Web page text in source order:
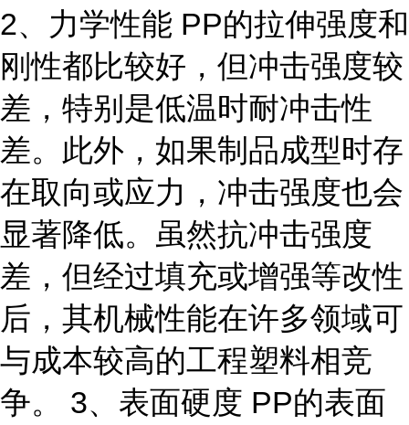
2、力学性能 PP的拉伸强度和
刚性都比较好，但冲击强度较
差，特别是低温时耐冲击性
差。此外，如果制品成型时存
在取向或应力，冲击强度也会
显著降低。虽然抗冲击强度
差，但经过填充或增强等改性
后，其机械性能在许多领域可
与成本较高的工程塑料相竞
争。 3、表面硬度 PP的表面